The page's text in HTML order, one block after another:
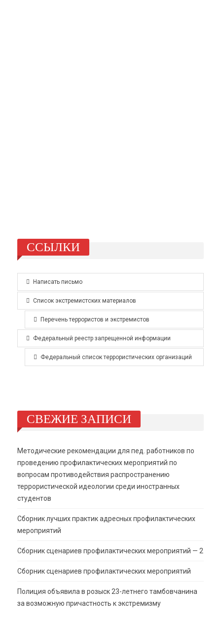
ССЫЛКИ
Написать письмо
Список экстремистских материалов
Перечень террористов и экстремистов
Федеральный реестр запрещенной информации
Федеральный список террористических организаций
СВЕЖИЕ ЗАПИСИ
Методические рекомендации для пед. работников по
проведению профилактических мероприятий по
вопросам противодействия распространению
террористической идеологии среди иностранных
студентов
Сборник лучших практик адресных профилактических
мероприятий
Сборник сценариев профилактических мероприятий — 2
Сборник сценариев профилактических мероприятий
Полиция объявила в розыск 23-летнего тамбовчанина
за возможную причастность к экстремизму